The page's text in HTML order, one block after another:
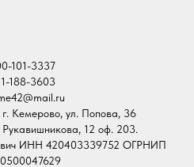
101-3337
188-3603
Кемерово, ул. Попова, 36
12 оф. 203.
ИНН 420403339752 ОГРНИП